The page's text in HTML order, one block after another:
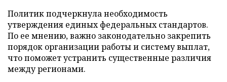
Политик подчеркнула необходимость
утверждения единых федеральных стандартов.
По ее мнению, важно законодательно закрепить
порядок организации работы и систему выплат,
что поможет устранить существенные различия
между регионами.